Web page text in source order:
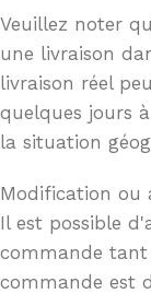
Veuillez noter
une livraison
livraison réel
quelques jours
la situation
Modification ou
Il est possible
commande tant
commande est